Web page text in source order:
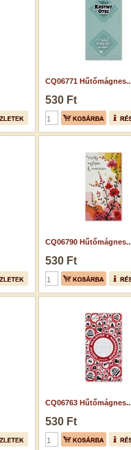
CQ06771
530 Ft
CQ06790
530 Ft
CQ06763
530 Ft